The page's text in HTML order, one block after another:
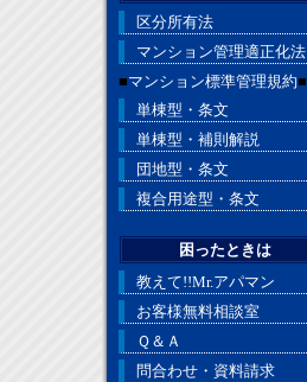
区分所有法
マンション管理適正化法
■マンション標準管理規約■
単棟型・条文
単棟型・補則解説
団地型・条文
複合用途型・条文
困ったときは
教えて!!Mr.アパマン
お客様無料相談室
Ｑ＆Ａ
問合わせ・資料請求